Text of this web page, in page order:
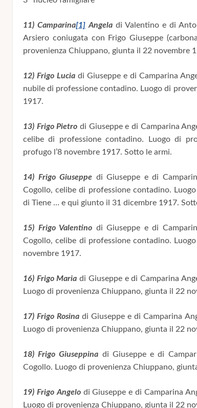
11) Camparina[1] Angela di Valentino e di
Arsiero coniugata con Frigo Giuseppe
provenienza Chiuppano, giunta il 22 novembre
12) Frigo Lucia di Giuseppe e di Camparina
nubile di professione contadino. Luogo di
1917.
13) Frigo Pietro di Giuseppe e di Camparina
celibe di professione contadino. Luogo di
profugo l’8 novembre 1917. Sotto le armi.
14) Frigo Giuseppe di Giuseppe e di
Cogollo, celibe di professione contadino.
di Tiene … e qui giunto il 31 dicembre 1917.
15) Frigo Valentino di Giuseppe e di
Cogollo, celibe di professione contadino.
novembre 1917.
16) Frigo Maria di Giuseppe e di Camparina
Luogo di provenienza Chiuppano, giunta il 22
17) Frigo Rosina di Giuseppe e di Camparina
Luogo di provenienza Chiuppano, giunta il 22
18) Frigo Giuseppina di Giuseppe e di
Cogollo. Luogo di provenienza Chiuppano,
19) Frigo Angelodi Giuseppe e di Camparina
Luogo di provenienza Chiuppano, giunta il 22